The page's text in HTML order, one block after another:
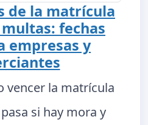
de la matrícula
fechas
empresas y
vencer la matrícula
si hay mora y